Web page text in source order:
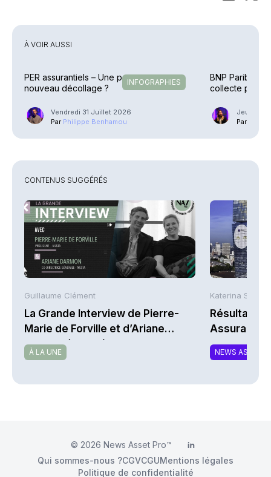
À VOIR AUSSI
INFOGRAPHIES
PER assurantiels – Une pause avant un
nouveau décollage ?
Vendredi 31 Juillet 2026
Par Philippe Benhamou
BNP Paribas –
collecte plus
Jeudi 23
Par
CONTENUS SUGGÉRÉS
Guillaume Clément
La Grande Interview de Pierre-
Marie de Forville et d’Ariane
Darmon (Ivesta)
À LA UNE
Katerina
Résultats
NEWS
© 2026 News Asset Pro™ LinkedIn
Qui sommes-nous ?CGVCGUMentions légales
Politique de confidentialité